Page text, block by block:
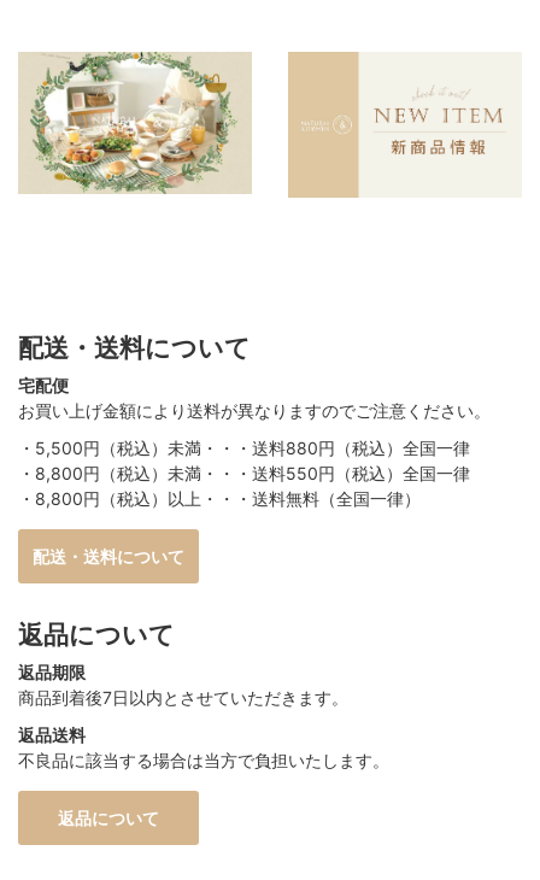
配送・送料について
宅配便
お買い上げ金額により送料が異なりますのでご注意ください。
・5,500円（税込）未満・・・送料880円（税込）全国一律
・8,800円（税込）未満・・・送料550円（税込）全国一律
・8,800円（税込）以上・・・送料無料（全国一律）
配送・送料について
返品について
返品期限
商品到着後7日以内とさせていただきます。
返品送料
不良品に該当する場合は当方で負担いたします。
返品について